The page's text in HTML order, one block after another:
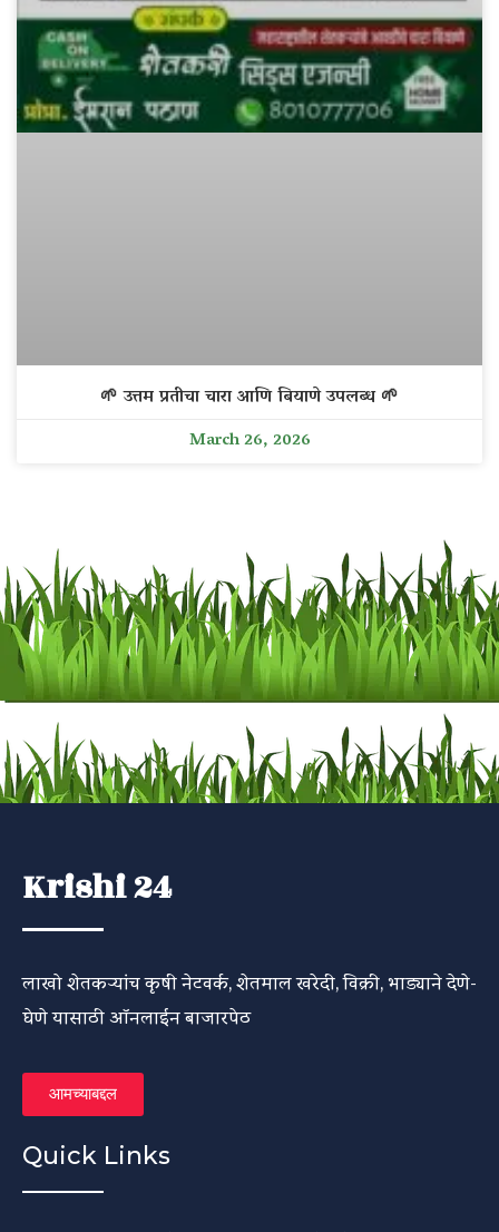
🌱 उत्तम प्रतीचा चारा आणि बियाणे उपलब्ध 🌱
March 26, 2026
Krishi 24
लाखो शेतकऱ्यांच कृषी नेटवर्क, शेतमाल खरेदी, विक्री, भाड्याने देणे-
घेणे यासाठी ऑनलाईन बाजारपेठ
आमच्याबद्दल
Quick Links